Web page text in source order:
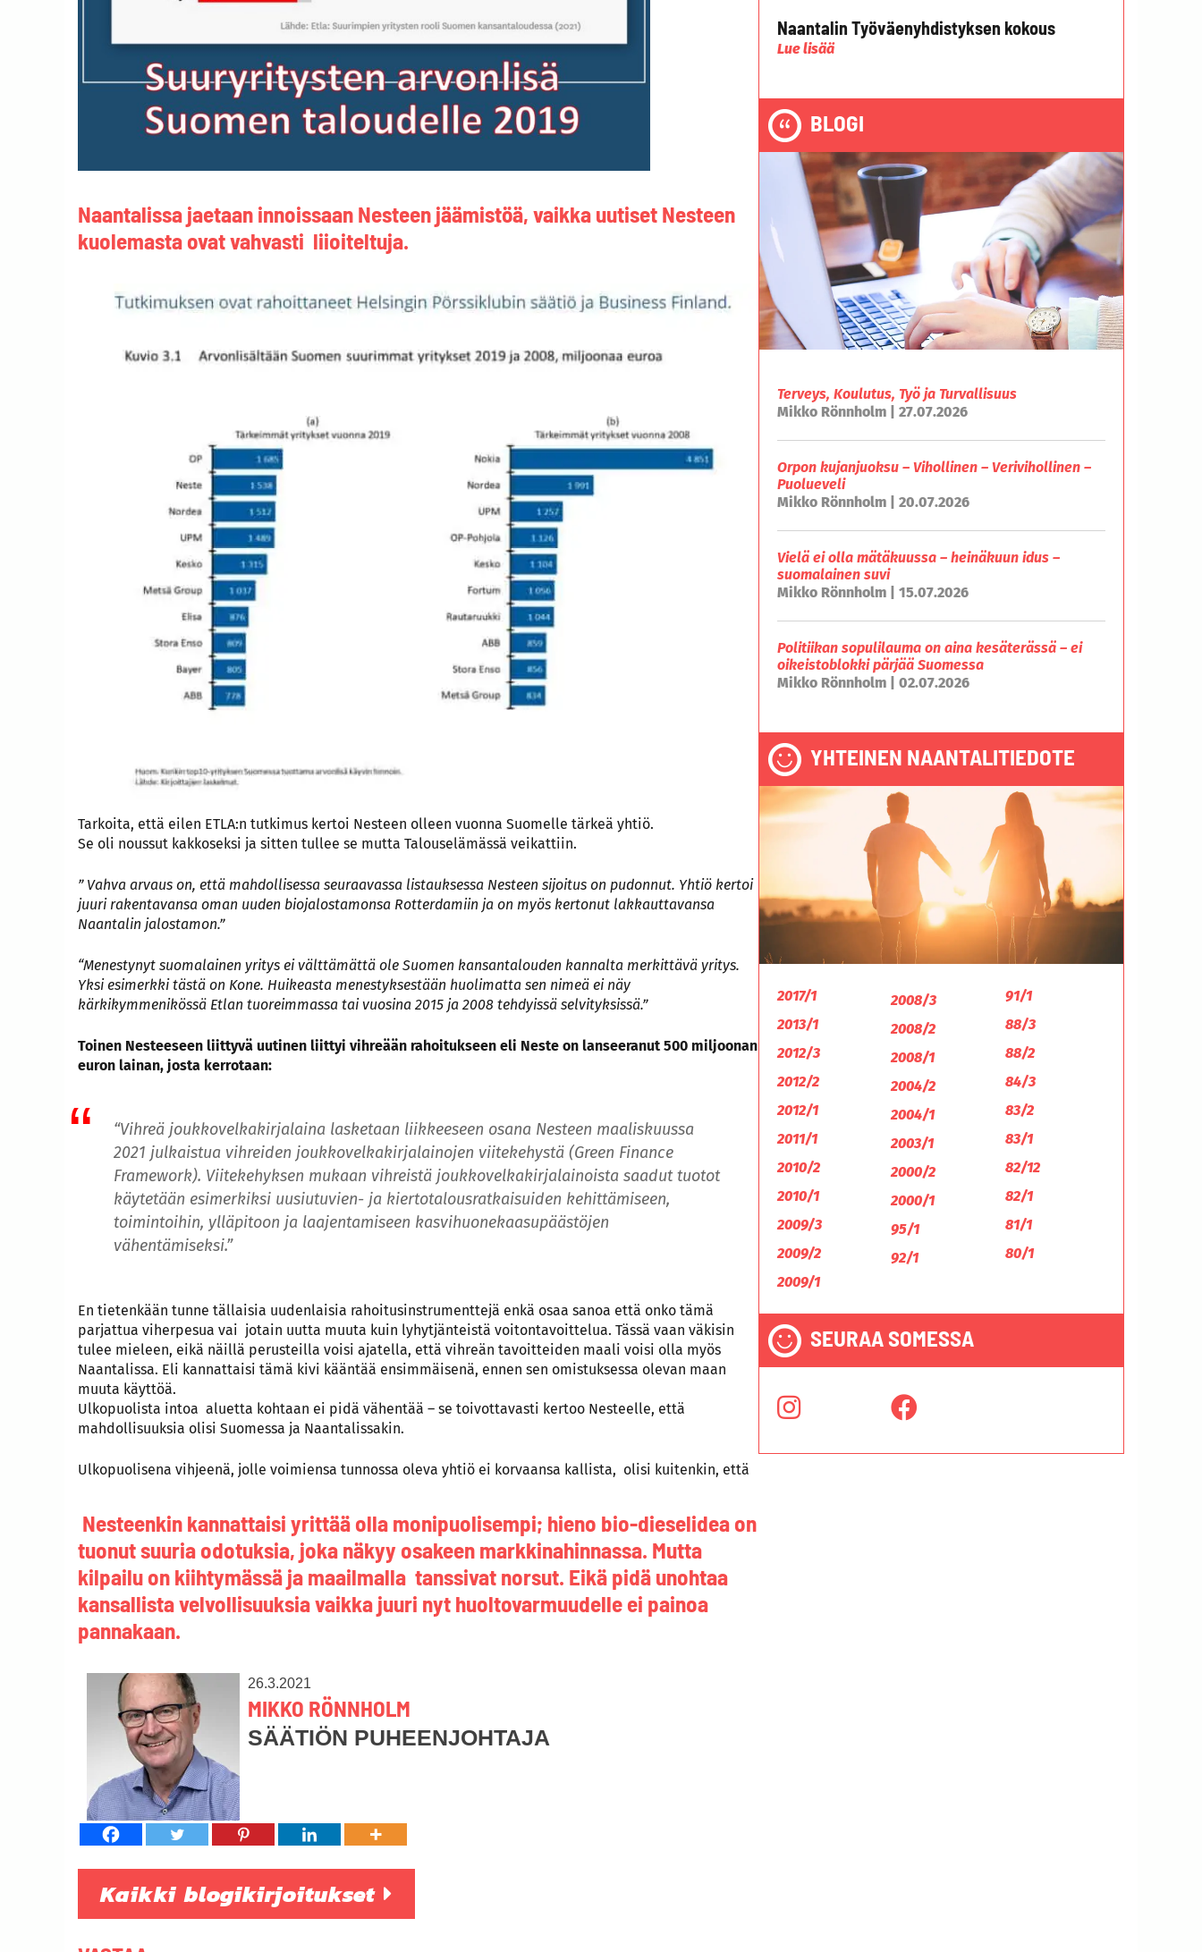
Naantalissa jaetaan innoissaan Nesteen jäämistöä, vaikka uutiset Nesteen
kuolemasta ovat vahvasti liioiteltuja.
Tarkoita, että eilen ETLA:n tutkimus kertoi Nesteen olleen vuonna Suomelle tärkeä yhtiö.
Se oli noussut kakkoseksi ja sitten tullee se mutta Talouselämässä veikattiin.
” Vahva arvaus on, että mahdollisessa seuraavassa listauksessa Nesteen sijoitus on pudonnut. Yhtiö kertoi
juuri rakentavansa oman uuden biojalostamonsa Rotterdamiin ja on myös kertonut lakkauttavansa
Naantalin jalostamon.”
“Menestynyt suomalainen yritys ei välttämättä ole Suomen kansantalouden kannalta merkittävä yritys.
Yksi esimerkki tästä on Kone. Huikeasta menestyksestään huolimatta sen nimeä ei näy
kärkikymmenikössä Etlan tuoreimmassa tai vuosina 2015 ja 2008 tehdyissä selvityksissä.”
Toinen Nesteeseen liittyvä uutinen liittyi vihreään rahoitukseen eli Neste on lanseeranut 500 miljoonan
euron lainan, josta kerrotaan:
“Vihreä joukkovelkakirjalaina lasketaan liikkeeseen osana Nesteen maaliskuussa
2021 julkaistua vihreiden joukkovelkakirjalainojen viitekehystä (Green Finance
Framework). Viitekehyksen mukaan vihreistä joukkovelkakirjalainoista saadut tuotot
käytetään esimerkiksi uusiutuvien- ja kiertotalousratkaisuiden kehittämiseen,
toimintoihin, ylläpitoon ja laajentamiseen kasvihuonekaasupäästöjen
vähentämiseksi.”
En tietenkään tunne tällaisia uudenlaisia rahoitusinstrumenttejä enkä osaa sanoa että onko tämä
parjattua viherpesua vai jotain uutta muuta kuin lyhytjänteistä voitontavoittelua. Tässä vaan väkisin
tulee mieleen, eikä näillä perusteilla voisi ajatella, että vihreän tavoitteiden maali voisi olla myös
Naantalissa. Eli kannattaisi tämä kivi kääntää ensimmäisenä, ennen sen omistuksessa olevan maan
muuta käyttöä.
Ulkopuolista intoa aluetta kohtaan ei pidä vähentää – se toivottavasti kertoo Nesteelle, että
mahdollisuuksia olisi Suomessa ja Naantalissakin.
Ulkopuolisena vihjeenä, jolle voimiensa tunnossa oleva yhtiö ei korvaansa kallista, olisi kuitenkin, että
Nesteenkin kannattaisi yrittää olla monipuolisempi; hieno bio-dieselidea on
tuonut suuria odotuksia, joka näkyy osakeen markkinahinnassa. Mutta
kilpailu on kiihtymässä ja maailmalla tanssivat norsut. Eikä pidä unohtaa
kansallista velvollisuuksia vaikka juuri nyt huoltovarmuudelle ei painoa
pannakaan.
26.3.2021
MIKKO RÖNNHOLM
SÄÄTIÖN PUHEENJOHTAJA
Kaikki blogikirjoitukset
Naantalin Työväenyhdistyksen kokous
Lue lisää
BLOGI
Terveys, Koulutus, Työ ja Turvallisuus
Mikko Rönnholm | 27.07.2026
Orpon kujanjuoksu – Vihollinen – Verivihollinen –
Puolueveli
Mikko Rönnholm | 20.07.2026
Vielä ei olla mätäkuussa – heinäkuun idus –
suomalainen suvi
Mikko Rönnholm | 15.07.2026
Politiikan sopulilauma on aina kesäterässä – ei
oikeistoblokki pärjää Suomessa
Mikko Rönnholm | 02.07.2026
YHTEINEN NAANTALITIEDOTE
2017/1
2013/1
2012/3
2012/2
2012/1
2011/1
2010/2
2010/1
2009/3
2009/2
2009/1
2008/3
2008/2
2008/1
2004/2
2004/1
2003/1
2000/2
2000/1
95/1
92/1
91/1
88/3
88/2
84/3
83/2
83/1
82/12
82/1
81/1
80/1
SEURAA SOMESSA